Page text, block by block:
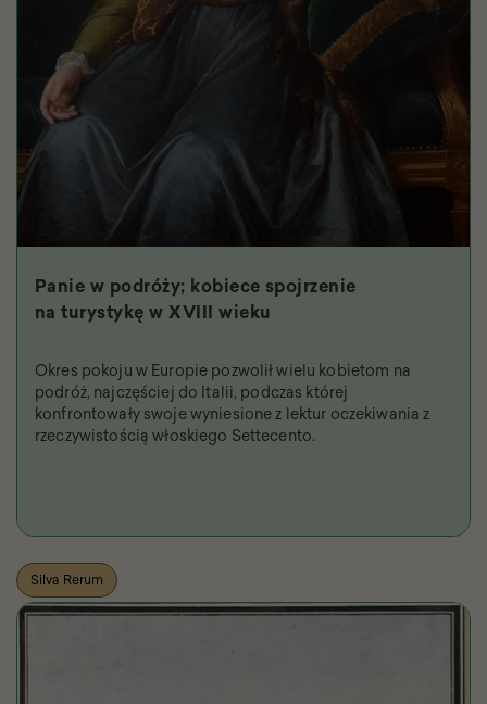
Panie w podróży; kobiece spojrzenie
na turystykę w XVIII wieku
Okres pokoju w Europie pozwolił wielu kobietom na
podróż, najczęściej do Italii, podczas której
konfrontowały swoje wyniesione z lektur oczekiwania z
rzeczywistością włoskiego Settecento.
Silva Rerum